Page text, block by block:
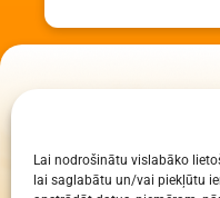
Lai nodrošinātu vislabāko
lai saglabātu un/vai piekļūtu